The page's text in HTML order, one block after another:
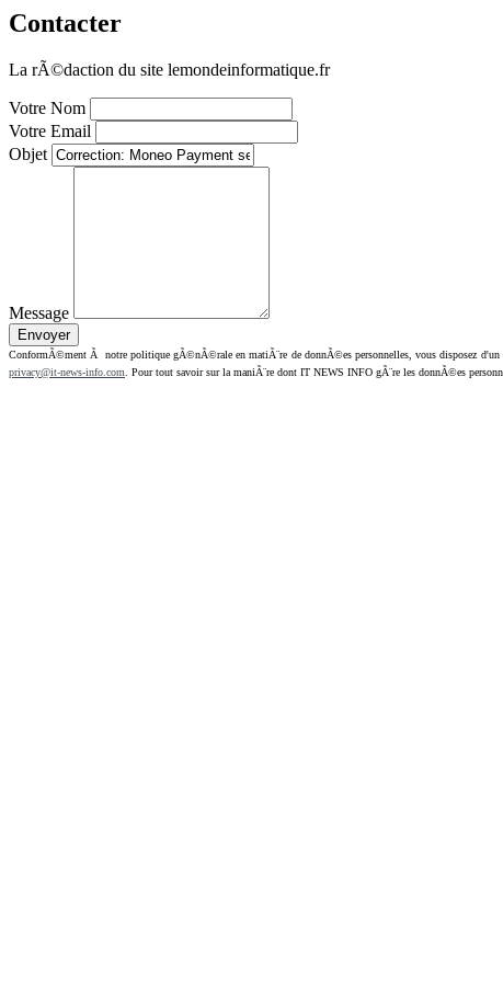
Contacter
La rÃ©daction du site lemondeinformatique.fr
Votre Nom
Votre Email
Objet
Message
ConformÃ©ment Ã notre politique gÃ©nÃ©rale en matiÃ¨re de donnÃ©es personnelles, vous disposez
privacy@it-news-info.com . Pour tout savoir sur la maniÃ¨re dont IT NEWS INFO gÃ¨re les donnÃ©es